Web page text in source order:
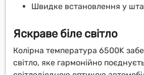
Швидке встановлення у
Яскраве біле світло
Колірна температура 6500K
світло, яке гармонійно